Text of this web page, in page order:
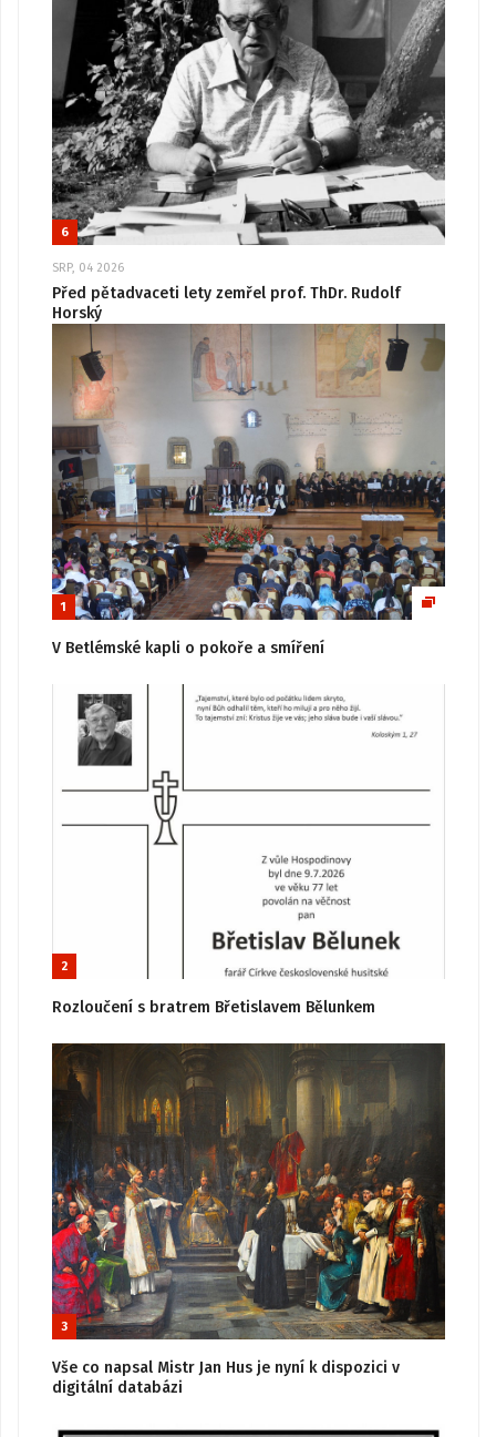
6
SRP, 04 2026
Před pětadvaceti lety zemřel prof. ThDr. Rudolf
Horský
1
V Betlémské kapli o pokoře a smíření
2
Rozloučení s bratrem Břetislavem Bělunkem
3
Vše co napsal Mistr Jan Hus je nyní k dispozici v
digitální databázi